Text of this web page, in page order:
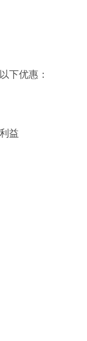
下优惠：
益